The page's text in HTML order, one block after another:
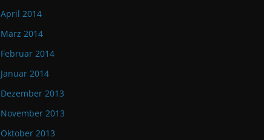
April 2014
März 2014
Februar 2014
Januar 2014
Dezember 2013
November 2013
Oktober 2013